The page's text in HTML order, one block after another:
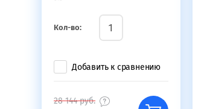
Кол-во:
Добавить к сравнению
28 144руб.